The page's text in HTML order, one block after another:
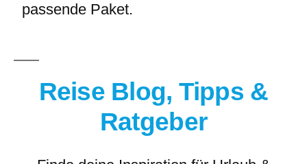
passende Paket.
Reise Blog, Tipps &
Ratgeber